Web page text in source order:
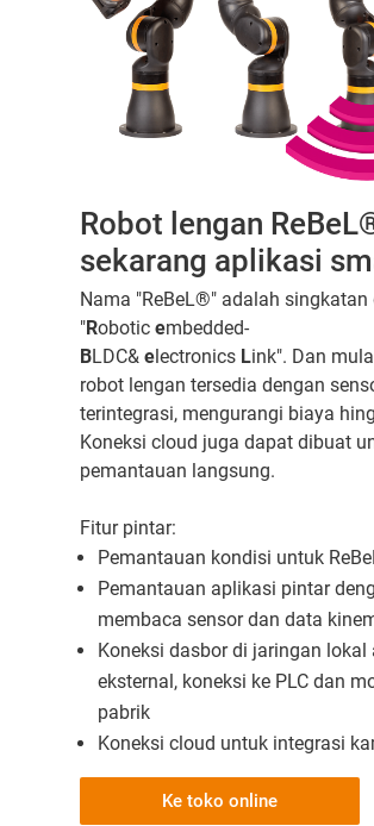
Robot lengan
sekarang aplikasi
Nama "ReBeL®" adalah singkatan
"Robotic embedded-
BLDC& electronics Link". Dan
robot lengan tersedia dengan
terintegrasi, mengurangi biaya
Koneksi cloud juga dapat dibuat
pemantauan langsung.
Fitur pintar:
Pemantauan kondisi untuk
Pemantauan aplikasi pintar
membaca sensor dan data
Koneksi dasbor di jaringan lokal
eksternal, koneksi ke PLC dan
pabrik
Koneksi cloud untuk integrasi
Ke toko online